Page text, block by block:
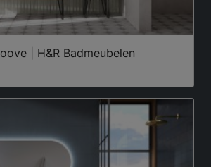
| H&R Badmeubelen